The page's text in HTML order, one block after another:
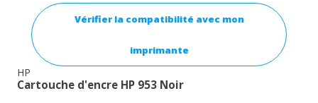
Vérifier la compatibilité avec mon
imprimante
HP
Cartouche d'encre HP 953 Noir